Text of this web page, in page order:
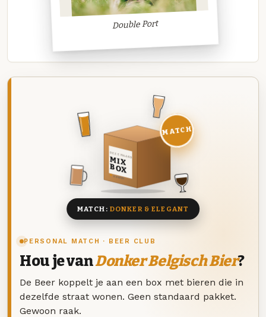
Double Port
PERSONAL MATCH · BEER CLUB
Hou je vanDonker Belgisch Bier?
De Beer koppelt je aan een box met bieren die in
dezelfde straat wonen. Geen standaard pakket.
Gewoon raak.
DEZE MAAND
MIX
BOX
8 BIEREN
MATCH
MATCH: DONKER & ELEGANT